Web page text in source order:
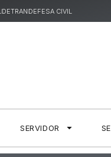
DETRANDEFESA CIVIL
SERVIDOR